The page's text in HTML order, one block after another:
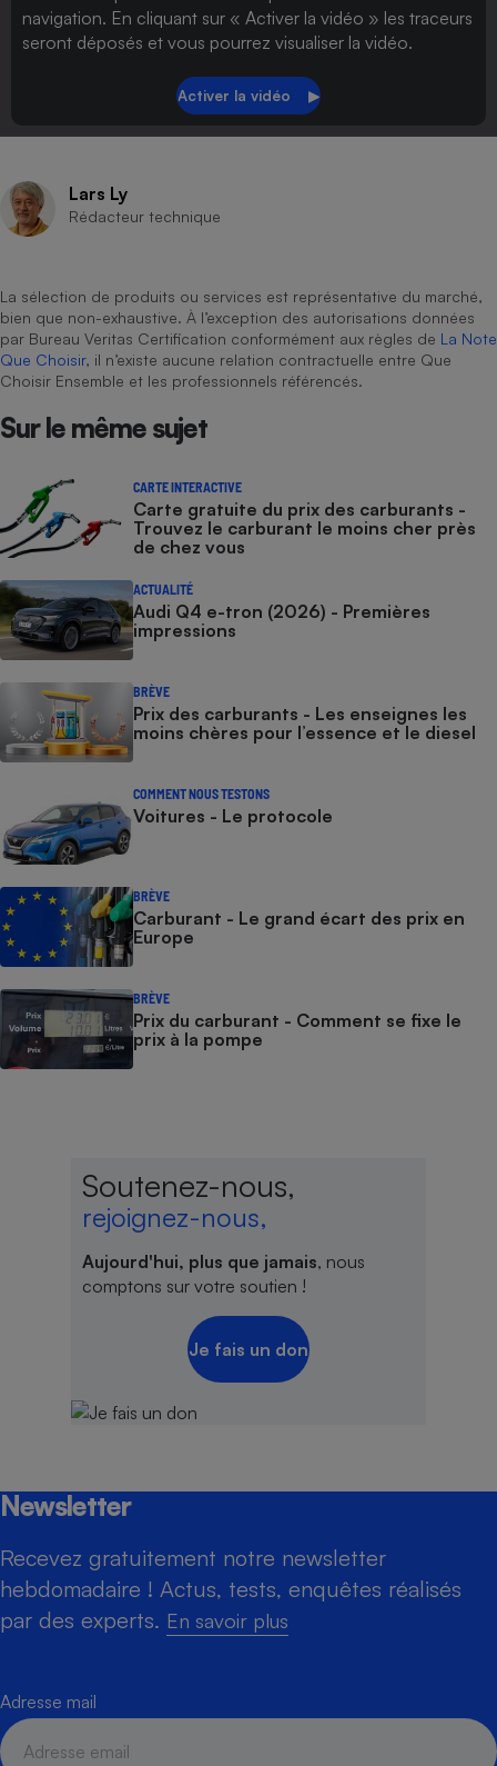
navigation. En cliquant sur « Activer la vidéo » les traceurs
seront déposés et vous pourrez visualiser la vidéo.
Lars Ly
Rédacteur technique
La sélection de produits ou services est représentative du marché,
bien que non-exhaustive. À l’exception des autorisations données
par Bureau Veritas Certification conformément aux règles de La Note
Que Choisir, il n’existe aucune relation contractuelle entre Que
Choisir Ensemble et les professionnels référencés.
Sur le même sujet
CARTE INTERACTIVE
Carte gratuite du prix des carburants -
Trouvez le carburant le moins cher près
de chez vous
ACTUALITÉ
Audi Q4 e-tron (2026) - Premières
impressions
BRÈVE
Prix des carburants - Les enseignes les
moins chères pour l’essence et le diesel
COMMENT NOUS TESTONS
Voitures - Le protocole
BRÈVE
Carburant - Le grand écart des prix en
Europe
BRÈVE
Prix du carburant - Comment se fixe le
prix à la pompe
Soutenez-nous,
rejoignez-nous,
Aujourd'hui, plus que jamais, nous
comptons sur votre soutien !
Je fais un don
Newsletter
Recevez gratuitement notre newsletter
hebdomadaire ! Actus, tests, enquêtes réalisés
par des experts. En savoir plus
Adresse mail